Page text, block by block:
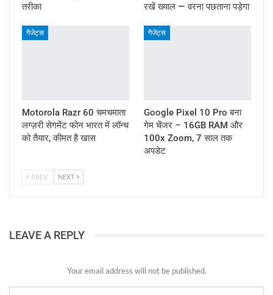
तरीका
रखें ख्याल — वरना पछताना पड़ेगा
गैजेट्स
Motorola Razr 60 चमचमाता
लग्ज़री सेगमेंट फोन भारत में लॉन्च
को तैयार, कीमत है खास
गैजेट्स
Google Pixel 10 Pro बना
गेम चेंजर – 16GB RAM और
100x Zoom, 7 साल तक
अपडेट
PREV NEXT
LEAVE A REPLY
Your email address will not be published.